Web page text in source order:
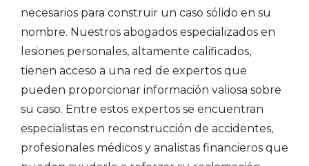
necesarios para construir un caso sólido en su
nombre. Nuestros abogados especializados en
lesiones personales, altamente calificados,
tienen acceso a una red de expertos que
pueden proporcionar información valiosa sobre
su caso. Entre estos expertos se encuentran
especialistas en reconstrucción de accidentes,
profesionales médicos y analistas financieros que